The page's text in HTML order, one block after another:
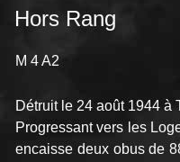
Hors Rang
M 4 A2
Détruit le 24 août 1944 à
Progressant vers les
encaisse deux obus de